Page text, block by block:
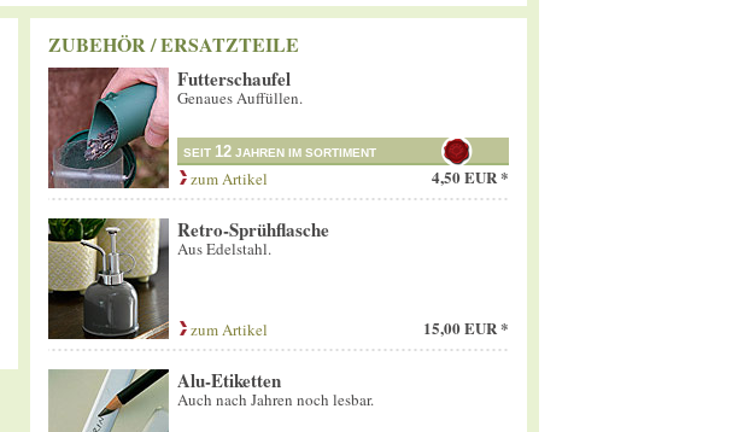
ZUBEHÖR / ERSATZTEILE
Futterschaufel
Genaues Auffüllen.
SEIT 12JAHREN IM SORTIMENT
zum Artikel 4,50 EUR *
Retro-Sprühflasche
Aus Edelstahl.
zum Artikel 15,00 EUR *
Alu-Etiketten
Auch nach Jahren noch lesbar.